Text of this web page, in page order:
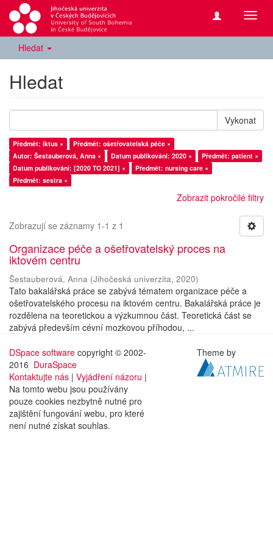
Hledat
Hledat
Vykonat
Předmět: iktus ×
Předmět: ošetřovatelská péče ×
Autor: Šestauberová, Anna ×
Datum publikování: 2020 ×
Předmět: patient ×
Datum publikování: [2020 TO 2021] ×
Předmět: nursing care ×
Předmět: sestra ×
Zobrazit pokročilé filtry
Zobrazují se záznamy 1-1 z 1
Organizace péče a ošetřovatelský proces na
iktovém centru
Šestauberová, Anna (Jihočeská univerzita, 2020)
Tato bakalářská práce se zabývá tématem organizace péče a
ošetřovatelského procesu na iktovém centru. Bakalářská práce je
rozdělena na teoretickou a výzkumnou část. Teoretická část se
zabývá především cévní mozkovou příhodou, ...
DSpace software copyright © 2002-
2016 DuraSpace
Kontaktujte nás | Vyjádření názoru |
Na tomto webu jsou používány
pouze cookies nezbytně nutné pro
zajištění fungování webu, pro které
není nutné získat souhlas.
Theme by